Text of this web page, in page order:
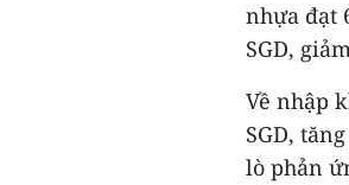
nhựa đạt
SGD,
Về nhập
SGD,
lò phản